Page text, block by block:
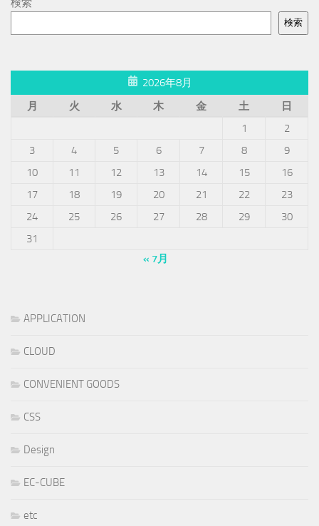
検索
検索
2026年8月
月
火 水 木 金 土
日
1
2
3
4 5 6 7 8
9
10
11 12 13 14 15
16
17
18 19 20 21 22
23
24
25 26 27 28 29
30
31
« 7月
APPLICATION
CLOUD
CONVENIENT GOODS
CSS
Design
EC-CUBE
etc